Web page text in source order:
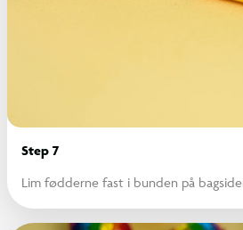
Step 7
Lim fødderne fast i bunden på